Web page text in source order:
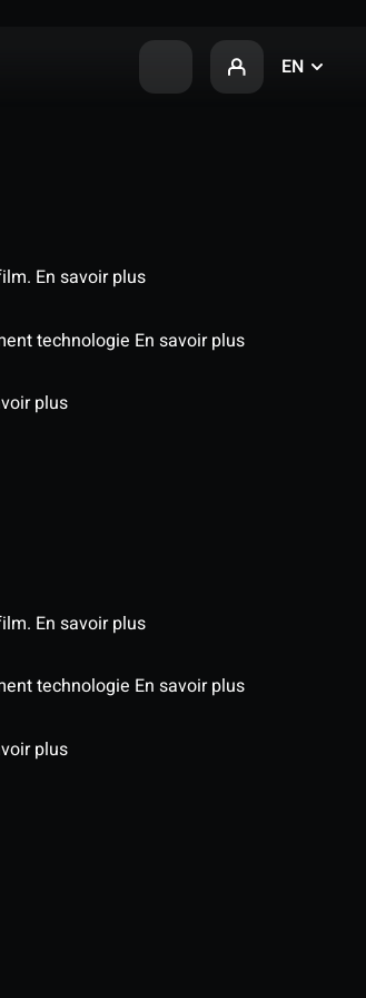
EN
En savoir plus
technologie En savoir plus
plus
En savoir plus
technologie En savoir plus
plus